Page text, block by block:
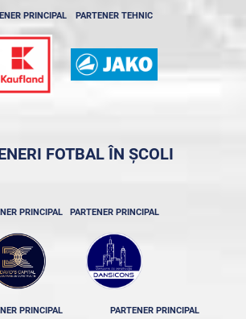
PRINCIPAL PARTENER TEHNIC
FOTBAL ÎN ȘCOLI
PRINCIPAL PARTENER PRINCIPAL
PRINCIPAL PARTENER PRINCIPAL